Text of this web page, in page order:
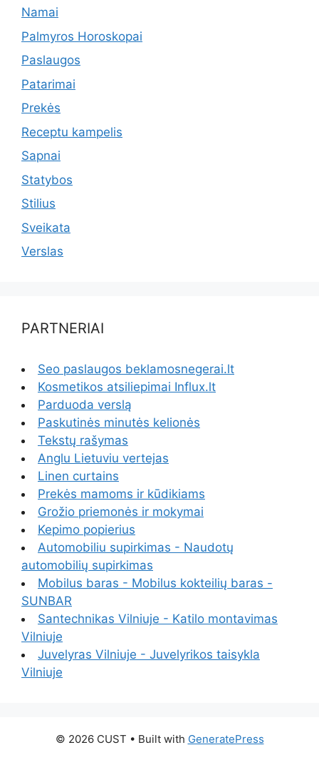
Namai
Palmyros Horoskopai
Paslaugos
Patarimai
Prekės
Receptu kampelis
Sapnai
Statybos
Stilius
Sveikata
Verslas
PARTNERIAI
Seo paslaugos beklamosnegerai.lt
Kosmetikos atsiliepimai Influx.lt
Parduoda verslą
Paskutinės minutės kelionės
Tekstų rašymas
Anglu Lietuviu vertejas
Linen curtains
Prekės mamoms ir kūdikiams
Grožio priemonės ir mokymai
Kepimo popierius
Automobiliu supirkimas - Naudotų
automobilių supirkimas
Mobilus baras - Mobilus kokteilių baras -
SUNBAR
Santechnikas Vilniuje - Katilo montavimas
Vilniuje
Juvelyras Vilniuje - Juvelyrikos taisykla
Vilniuje
© 2026 CUST • Built with GeneratePress